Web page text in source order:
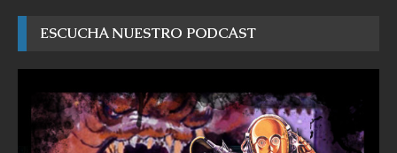
ESCUCHA NUESTRO PODCAST